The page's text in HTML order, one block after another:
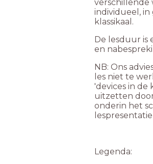
verschillende
individueel, in
klassikaal.
De lesduur is
en
NB: Ons
les niet te
'devices in de
uitzetten
onderin het
Legenda: